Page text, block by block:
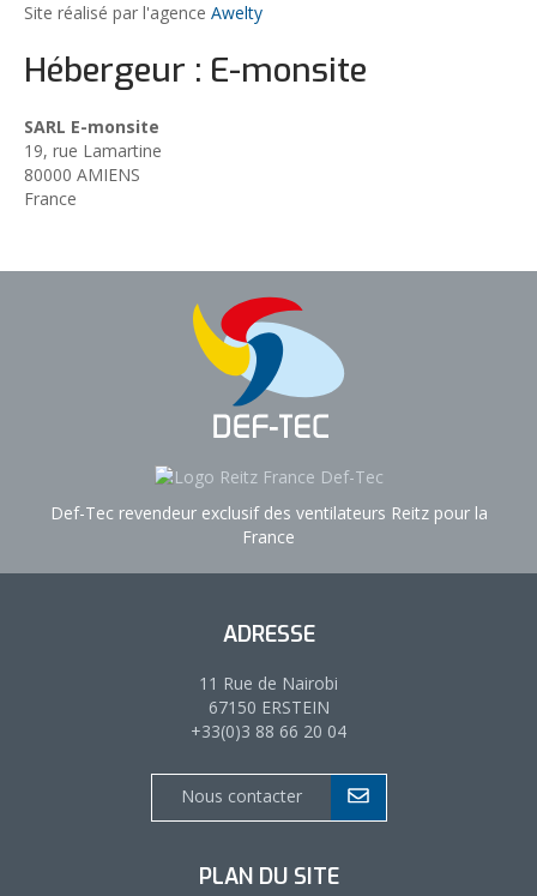
Site réalisé par l'agence Awelty
Hébergeur : E-monsite
SARL E-monsite
19, rue Lamartine
80000 AMIENS
France
Def-Tec revendeur exclusif des ventilateurs Reitz pour la
France
ADRESSE
11 Rue de Nairobi
67150 ERSTEIN
+33(0)3 88 66 20 04
Nous contacter
PLAN DU SITE